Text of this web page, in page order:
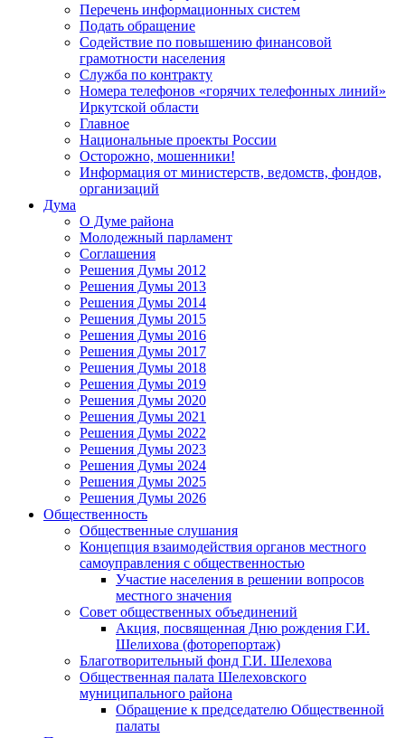
Перечень информационных систем
Подать обращение
Содействие по повышению финансовой
грамотности населения
Служба по контракту
Номера телефонов «горячих телефонных линий»
Иркутской области
Главное
Национальные проекты России
Осторожно, мошенники!
Информация от министерств, ведомств, фондов,
организаций
Дума
О Думе района
Молодежный парламент
Соглашения
Решения Думы 2012
Решения Думы 2013
Решения Думы 2014
Решения Думы 2015
Решения Думы 2016
Решения Думы 2017
Решения Думы 2018
Решения Думы 2019
Решения Думы 2020
Решения Думы 2021
Решения Думы 2022
Решения Думы 2023
Решения Думы 2024
Решения Думы 2025
Решения Думы 2026
Общественность
Общественные слушания
Концепция взаимодействия органов местного
самоуправления с общественностью
Участие населения в решении вопросов
местного значения
Совет общественных объединений
Акция, посвященная Дню рождения Г.И.
Шелихова (фоторепортаж)
Благотворительный фонд Г.И. Шелехова
Общественная палата Шелеховского
муниципального района
Обращение к председателю Общественной
палаты